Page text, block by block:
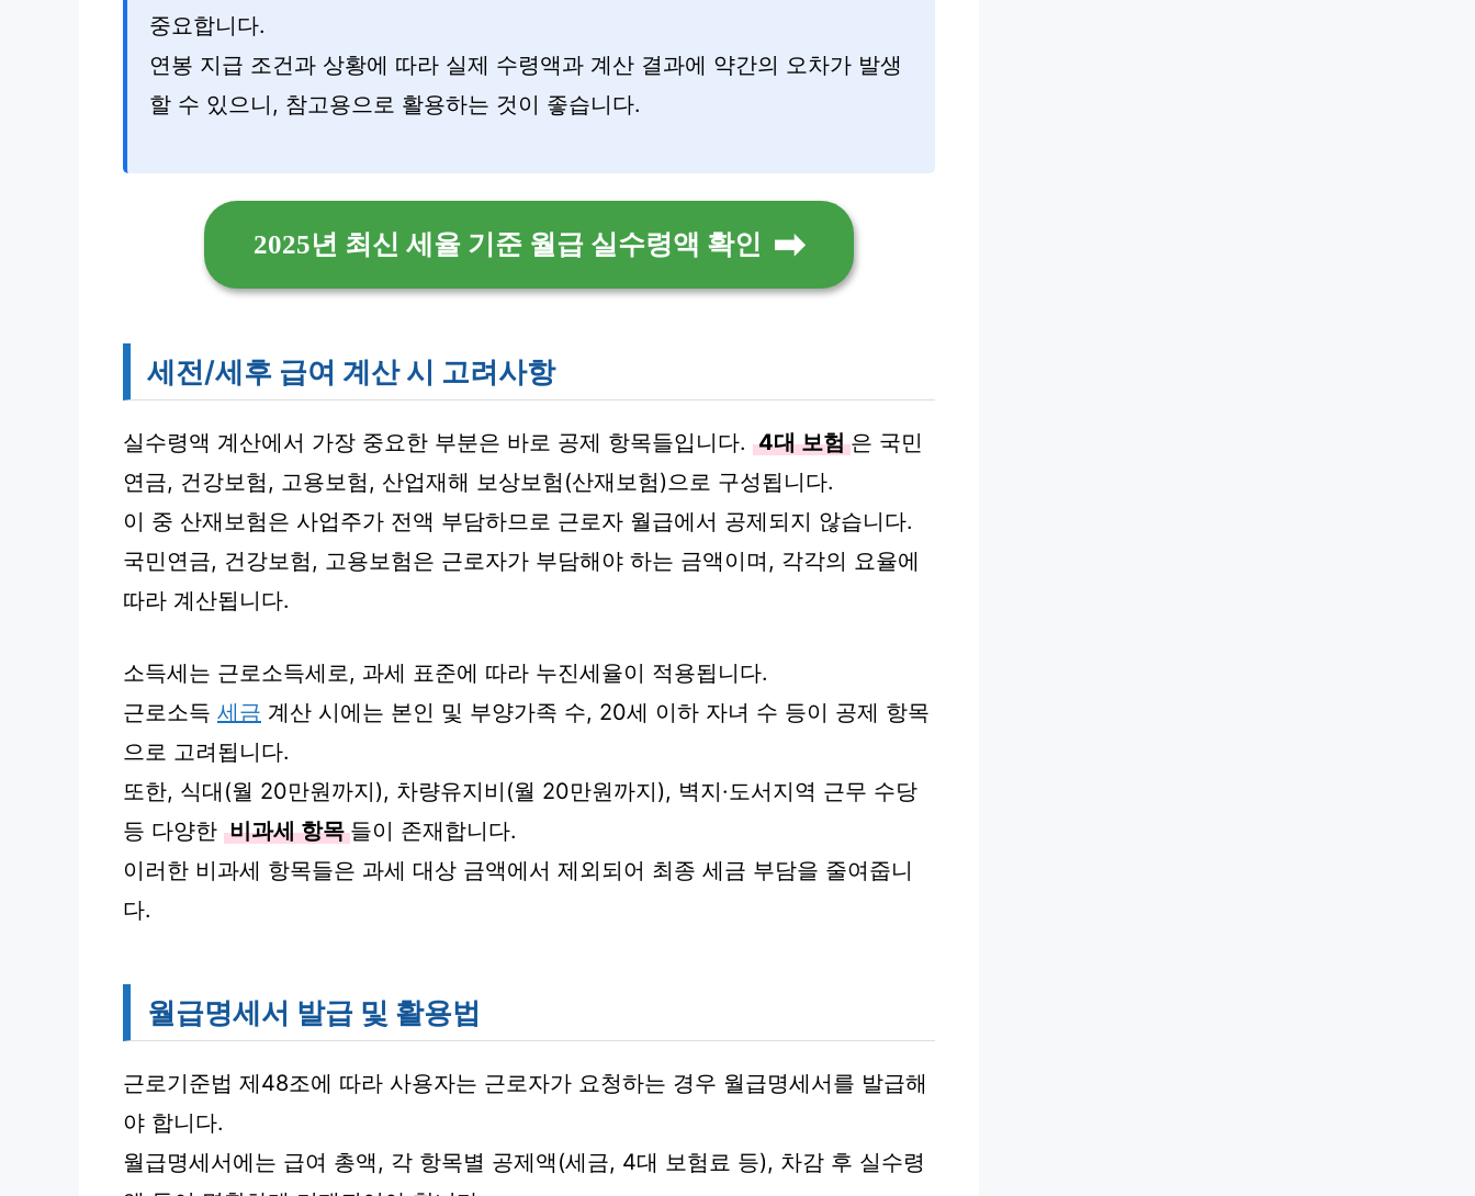
중요합니다.
연봉 지급 조건과 상황에 따라 실제 수령액과 계산 결과에 약간의 오차가 발생
할 수 있으니, 참고용으로 활용하는 것이 좋습니다.
2025년 최신 세율 기준 월급 실수령액 확인
세전/세후 급여 계산 시 고려사항
실수령액 계산에서 가장 중요한 부분은 바로 공제 항목들입니다. 4대 보험 은 국민
연금, 건강보험, 고용보험, 산업재해 보상보험(산재보험)으로 구성됩니다.
이 중 산재보험은 사업주가 전액 부담하므로 근로자 월급에서 공제되지 않습니다.
국민연금, 건강보험, 고용보험은 근로자가 부담해야 하는 금액이며, 각각의 요율에
따라 계산됩니다.
소득세는 근로소득세로, 과세 표준에 따라 누진세율이 적용됩니다.
근로소득 세금 계산 시에는 본인 및 부양가족 수, 20세 이하 자녀 수 등이 공제 항목
으로 고려됩니다.
또한, 식대(월 20만원까지), 차량유지비(월 20만원까지), 벽지·도서지역 근무 수당
등 다양한 비과세 항목 들이 존재합니다.
이러한 비과세 항목들은 과세 대상 금액에서 제외되어 최종 세금 부담을 줄여줍니
다.
월급명세서 발급 및 활용법
근로기준법 제48조에 따라 사용자는 근로자가 요청하는 경우 월급명세서를 발급해
야 합니다.
월급명세서에는 급여 총액, 각 항목별 공제액(세금, 4대 보험료 등), 차감 후 실수령